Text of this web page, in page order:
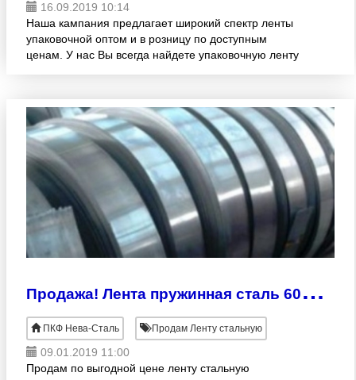
16.09.2019 10:14
Наша кампания предлагает широкий спектр ленты
упаковочной оптом и в розницу по доступным
ценам. У нас Вы всегда найдете упаковочную ленту
П
родажа! Лента пружинная сталь 60С2А.
ПКФ Нева-Сталь Продам Ленту стальную
09.01.2019 11:00
Продам по выгодной цене ленту стальную